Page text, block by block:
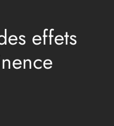
effets